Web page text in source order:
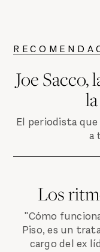
Joe Sacco,
El periodista
a
Los
"Cómo
Piso, es un
cargo del ex